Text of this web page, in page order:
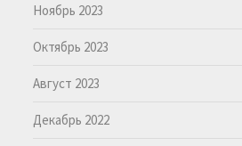
Ноябрь 2023
Октябрь 2023
Август 2023
Декабрь 2022